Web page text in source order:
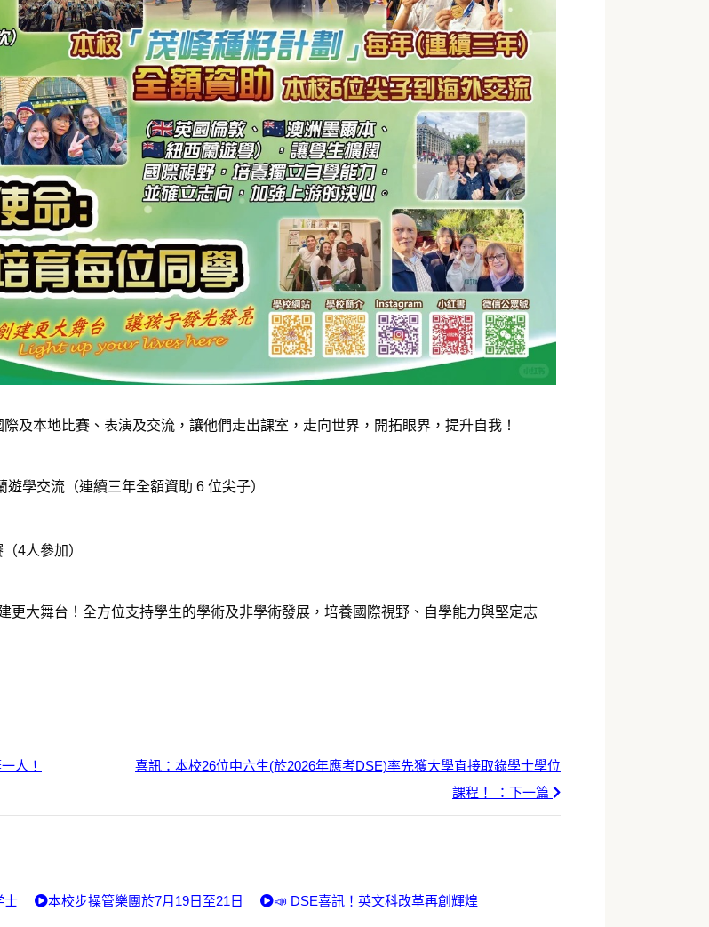
及本地比賽、表演及交流，讓他們走出課室，走向世界，開拓眼界，提升自我！
交流（連續三年全額資助 6 位尖子）
4人參加）
更大舞台！全方位支持學生的學術及非學術發展，培養國際視野、自學能力與堅定志
人！
喜訊：本校26位中六生(於2026年應考DSE)率先獲大學直接取錄學士學位
課程！ ：下一篇
士 本校步操管樂團於7月19日至21日 📣 DSE喜訊！英文科改革再創輝煌